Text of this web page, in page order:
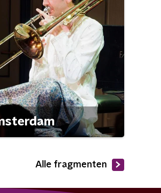
Alle fragmenten